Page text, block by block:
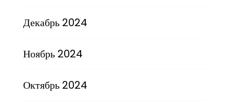
Декабрь 2024
Ноябрь 2024
Октябрь 2024